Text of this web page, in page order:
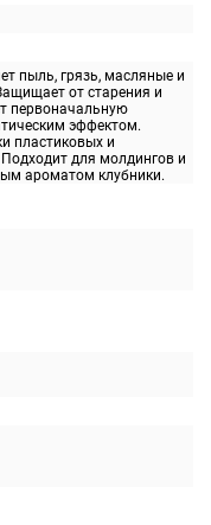
пыль, грязь, масляные и
от старения и
первоначальную
эффектом.
пластиковых и
для молдингов и
ароматом клубники.